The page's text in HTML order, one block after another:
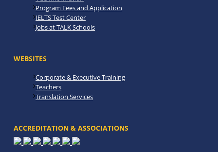
Program Fees and Application
IELTS Test Center
Jobs at TALK Schools
WEBSITES
Corporate & Executive Training
Teachers
Translation Services
ACCREDITATION & ASSOCIATIONS